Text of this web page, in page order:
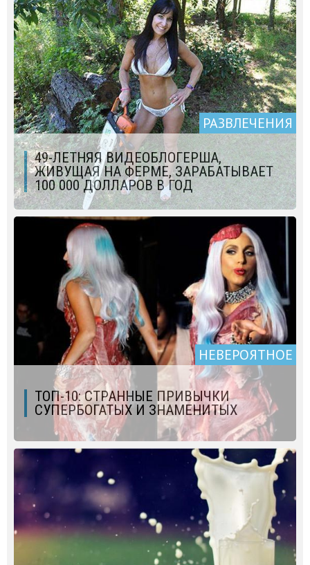
РАЗВЛЕЧЕНИЯ
49-ЛЕТНЯЯ ВИДЕОБЛОГЕРША,
ЖИВУЩАЯ НА ФЕРМЕ, ЗАРАБАТЫВАЕТ
100 000 ДОЛЛАРОВ В ГОД
НЕВЕРОЯТНОЕ
ТОП-10: СТРАННЫЕ ПРИВЫЧКИ
СУПЕРБОГАТЫХ И ЗНАМЕНИТЫХ